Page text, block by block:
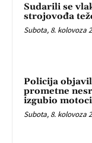
Sudarili se
strojovođa
Subota, 8. kolovoza
Policija
prometne
izgubio
Subota, 8. kolovoza